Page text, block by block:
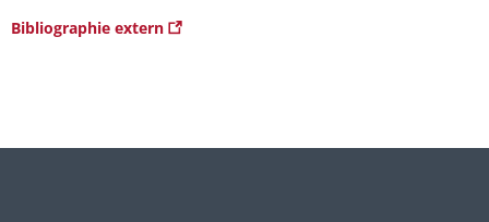
Bibliographie extern